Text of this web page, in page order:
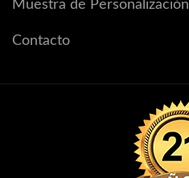
Muestra de Personalización
Contacto